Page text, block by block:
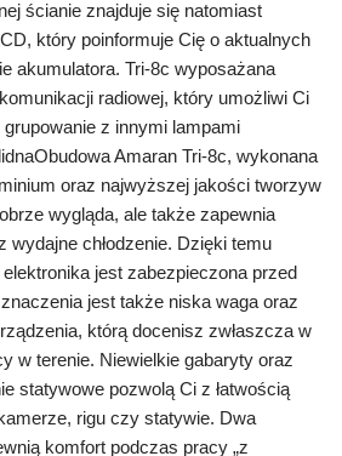
ścianie znajduje się natomiast
który poinformuje Cię o aktualnych
akumulatora. Tri-8c wyposażana
radiowej, który umożliwi Ci
z innymi lampami
Amaran Tri-8c, wykonana
oraz najwyższej jakości tworzyw
wygląda, ale także zapewnia
wydajne chłodzenie. Dzięki temu
jest zabezpieczona przed
jest także niska waga oraz
którą docenisz zwłaszcza w
w terenie. Niewielkie gabaryty oraz
statywowe pozwolą Ci z łatwością
rigu czy statywie. Dwa
komfort podczas pracy „z